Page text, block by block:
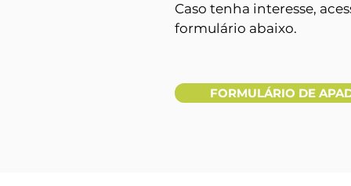
Caso tenha interesse,
formulário abaixo.
FORMULÁRIO DE